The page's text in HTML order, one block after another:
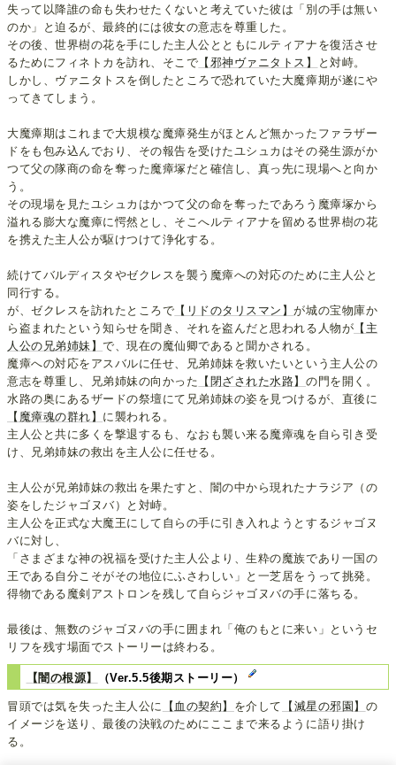
失って以降誰の命も失わせたくないと考えていた彼は「別の手は無い
のか」と迫るが、最終的には彼女の意志を尊重した。
その後、世界樹の花を手にした主人公とともにルティアナを復活させ
るためにフィネトカを訪れ、そこで 【邪神ヴァニタトス】
と対峙。
しかし、ヴァニタトスを倒したところで恐れていた大魔瘴期が遂にや
ってきてしまう。
大魔瘴期はこれまで大規模な魔瘴発生がほとんど無かったファラザー
ドをも包み込んでおり、その報告を受けたユシュカはその発生源がか
つて父の隊商の命を奪った魔瘴塚だと確信し、真っ先に現場へと向か
う。
その現場を見たユシュカはかつて父の命を奪ったであろう魔瘴塚から
溢れる膨大な魔瘴に愕然とし、そこへルティアナを留める世界樹の花
を携えた主人公が駆けつけて浄化する。
続けてバルディスタやゼクレスを襲う魔瘴への対応のために主人公と
同行する。
が、ゼクレスを訪れたところで 【リドのタリスマン】が城の宝物庫か
ら盗まれたという知らせを聞き、それを盗んだと思われる人物が 【主
人公の兄弟姉妹】で、現在の魔仙卿であると聞かされる。
魔瘴への対応をアスバルに任せ、兄弟姉妹を救いたいという主人公の
意志を尊重し、兄弟姉妹の向かった 【閉ざされた水路】の門を開く。
水路の奥にあるザードの祭壇にて兄弟姉妹の姿を見つけるが、直後に
【魔瘴魂の群れ】 に襲われる。
主人公と共に多くを撃退するも、なおも襲い来る魔瘴魂を自ら引き受
け、兄弟姉妹の救出を主人公に任せる。
主人公が兄弟姉妹の救出を果たすと、闇の中から現れたナラジア（の
姿をしたジャゴヌバ）と対峙。
主人公を正式な大魔王にして自らの手に引き入れようとするジャゴヌ
バに対し、
「さまざまな神の祝福を受けた主人公より、生粋の魔族であり一国の
王である自分こそがその地位にふさわしい」と一芝居をうって挑発。
得物である魔剣アストロンを残して自らジャゴヌバの手に落ちる。
最後は、無数のジャゴヌバの手に囲まれ「俺のもとに来い」というセ
リフを残す場面でストーリーは終わる。
【闇の根源】 （Ver.5.5後期ストーリー）
冒頭では気を失った主人公に 【血の契約】 を介して 【滅星の邪園】 の
イメージを送り、最後の決戦のためにここまで来るように語り掛け
る。